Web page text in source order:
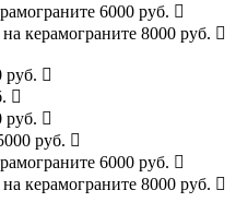
6000 руб.
керамограните 8000 руб.
руб.
руб.
руб.
6000 руб.
керамограните 8000 руб.